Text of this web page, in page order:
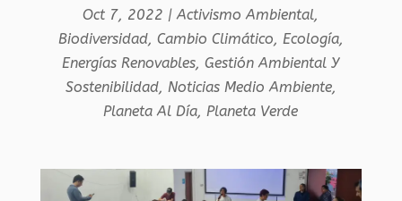
Oct 7, 2022 |Activismo Ambiental,
Biodiversidad, Cambio Climático, Ecología,
Energías Renovables,Gestión Ambiental Y
Sostenibilidad, Noticias Medio Ambiente,
Planeta Al Día,Planeta Verde